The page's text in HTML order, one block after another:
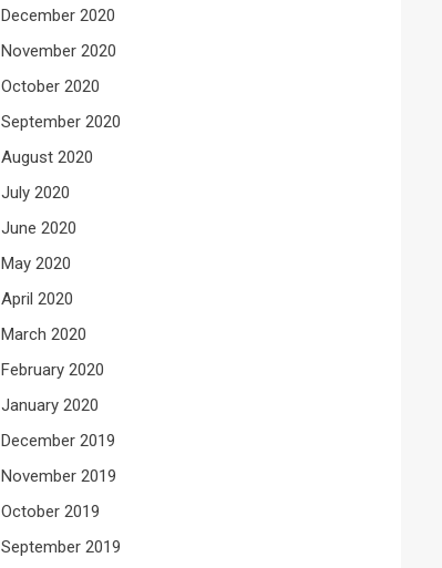
December 2020
November 2020
October 2020
September 2020
August 2020
July 2020
June 2020
May 2020
April 2020
March 2020
February 2020
January 2020
December 2019
November 2019
October 2019
September 2019